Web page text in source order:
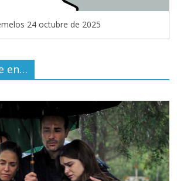
24 octubre de 2025
en…